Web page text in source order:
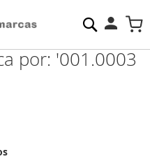
Pesquisa
por: '001.0003